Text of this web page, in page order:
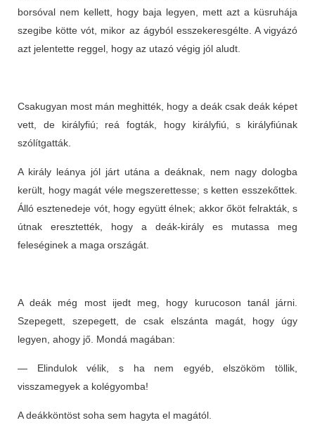
borsóval nem kellett, hogy baja legyen, mett azt a küsruhája
szegibe kötte vót, mikor az ágyból esszekeresgélte. A vigyázó
azt jelentette reggel, hogy az utazó végig jól aludt.
Csakugyan most mán meghitték, hogy a deák csak deák képet
vett, de királyfiú; reá fogták, hogy királyfiú, s királyfiúnak
szólítgatták.
A király leánya jól járt utána a deáknak, nem nagy dologba
került, hogy magát véle megszerettesse; s ketten esszekőttek.
Álló esztenedeje vót, hogy együtt élnek; akkor őköt felrakták, s
útnak eresztették, hogy a deák-király es mutassa meg
feleséginek a maga országát.
A deák még most ijedt meg, hogy kurucoson tanál járni.
Szepegett, szepegett, de csak elszánta magát, hogy úgy
legyen, ahogy jő. Mondá magában:
— Elindulok vélik, s ha nem egyéb, elszököm töllik,
visszamegyek a kolégyomba!
A deákköntöst soha sem hagyta el magától.